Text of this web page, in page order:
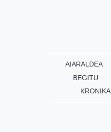
AIARALDEA
BEGITU
KRONIKA